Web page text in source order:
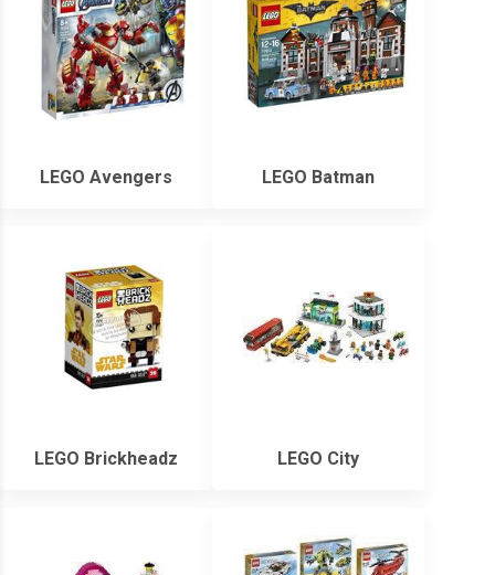
LEGO Avengers LEGO Batman
LEGO Brickheadz LEGO City